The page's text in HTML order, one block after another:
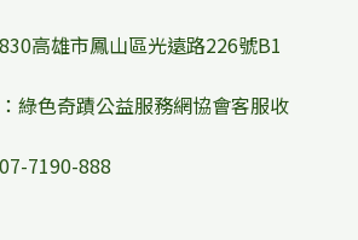
高雄市鳳山區光遠路226號B1
綠色奇蹟公益服務網協會客服收
7190-888